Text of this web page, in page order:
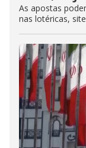
As apostas
nas lotéricas,